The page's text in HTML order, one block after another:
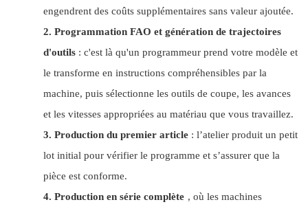
engendrent des coûts supplémentaires sans valeur ajoutée.
2. Programmation FAO et génération de trajectoires
d'outils : c'est là qu'un programmeur prend votre modèle et
le transforme en instructions compréhensibles par la
machine, puis sélectionne les outils de coupe, les avances
et les vitesses appropriées au matériau que vous travaillez.
3. Production du premier article : l’atelier produit un petit
lot initial pour vérifier le programme et s’assurer que la
pièce est conforme.
4. Production en série complète , où les machines